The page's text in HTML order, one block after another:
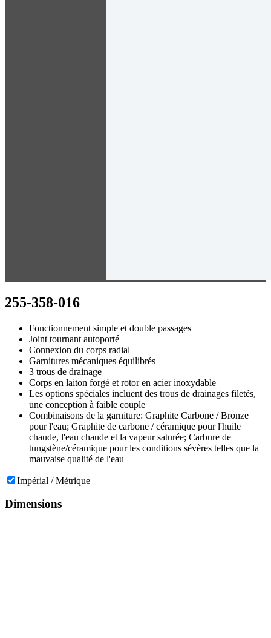
255-358-016
Fonctionnement simple et double passages
Joint tournant autoporté
Connexion du corps radial
Garnitures mécaniques équilibrés
3 trous de drainage
Corps en laiton forgé et rotor en acier inoxydable
Les options spéciales incluent des trous de drainages filetés,
une conception à faible couple
Combinaisons de la garniture: Graphite Carbone / Bronze
pour l'eau; Graphite de carbone / céramique pour l'huile
chaude, l'eau chaude et la vapeur saturée; Carbure de
tungstène/céramique pour les conditions sévères telles que la
mauvaise qualité de l'eau
Impérial / Métrique
Dimensions